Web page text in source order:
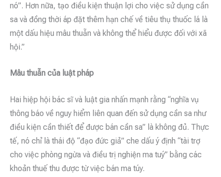
nó”. Hơn nữa, tạo điều kiện thuận lợi cho việc sử dụng cần
sa và đồng thời áp đặt thêm hạn chế về tiêu thụ thuốc lá là
một dấu hiệu mâu thuẫn và không thể hiểu được đối với xã
hội.”
Mâu thuẫn của luật pháp
Hai hiệp hội bác sĩ và luật gia nhấn mạnh rằng “nghĩa vụ
thông báo về nguy hiểm liên quan đến sử dụng cần sa như
điều kiện cần thiết để được bán cần sa” là không đủ. Thực
tế, nó chỉ là thái độ “đạo đức giả” che dấu ý định “tài trợ
cho việc phòng ngừa và điều trị nghiện ma tuý” bằng các
khoản thuế thu được từ việc bán ma túy.